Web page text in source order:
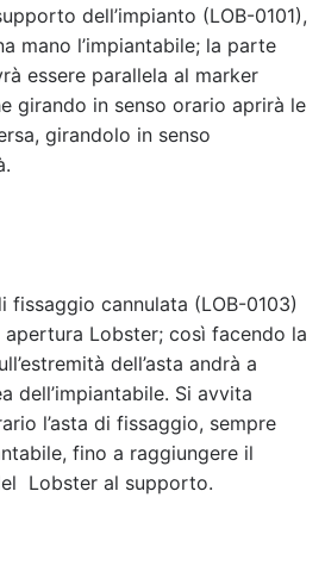
dell’impianto (LOB-0101),
mano l’impiantabile; la parte
essere parallela al marker
girando in senso orario aprirà le
girandolo in senso
fissaggio cannulata (LOB-0103)
apertura Lobster; così facendo la
dell’asta andrà a
dell’impiantabile. Si avvita
l’asta di fissaggio, sempre
fino a raggiungere il
Lobster al supporto.